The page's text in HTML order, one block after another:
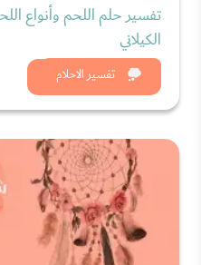
تفسير الاحلام
تفسير حلم اللحم وأنواع
الكيلاني
شاهد الان